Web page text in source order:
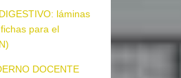
láminas
para el
DOCENTE